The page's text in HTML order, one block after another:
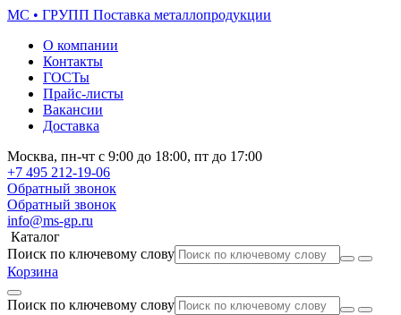
МС • ГРУПП Поставка металлопродукции
О компании
Контакты
ГОСТы
Прайс-листы
Вакансии
Доставка
Москва, пн-чт с 9:00 до 18:00, пт до 17:00
+7 495 212-19-06
Обратный звонок
Обратный звонок
info@ms-gp.ru
Каталог
Поиск по ключевому слову
Корзина
Поиск по ключевому слову